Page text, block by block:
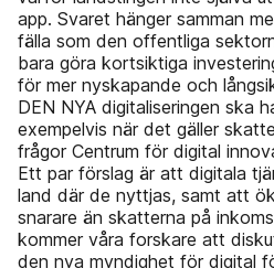
app. Svaret hänger samman
fälla som den offentliga
bara göra kortsiktiga
för mer nyskapande och
DEN NYA digitaliseringen ska
exempelvis när det gäller
frågor Centrum för digital
Ett par förslag är att digitala
land där de nyttjas, samt att
snarare än skatterna på
kommer våra forskare att
den nya myndighet för digital